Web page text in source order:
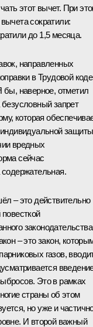
этот вычет. При
сократили:
до 1,5 месяца.
направленных
в Трудовой
наверное, отметил
запрет
которая
защиты
вредных
сейчас
– это действительно
– это закон,
газов,
Это в рамках
страны об этом
но уже и
И второй важный